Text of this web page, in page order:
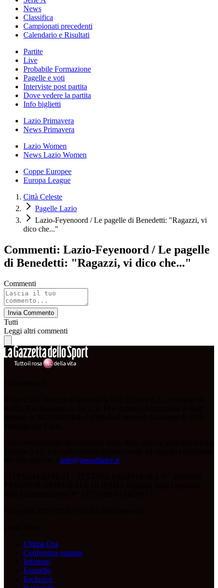
News
Classifica
Campionati precedenti
Calendario e Risultati
Partite
Live
Probabile Formazione
Pagelle e voti
Interviste post partita
Dove vedere la partita
Info biglietti
Lazio Primavera
News Primavera
Lazio Women
News Lazio Women
Coppe Europee
Europa League
Città Celeste
Pagelle Lazio
Lazio-Feyenoord / Le pagelle di Benedetti: "Ragazzi, vi
dico che..."
Commenti: Lazio-Feyenoord / Le pagelle
di Benedetti: "Ragazzi, vi dico che..."
Commenti
Invia Commento
Tutti
Leggi altri commenti
info@geoeditrice.it
Ultima Ora
Conferenze stampa
Infortuni
Formello
Esclusive